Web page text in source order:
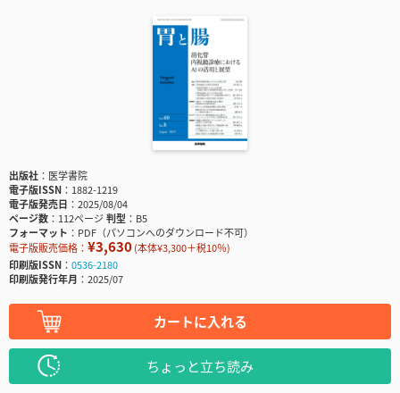
出版社
医学書院
電子版ISSN
1882-1219
電子版発売日
2025/08/04
ページ数
112ページ判型
B5
フォーマット
PDF（パソコンへのダウンロード不可）
電子版販売価格： ¥3,630(本体¥3,300＋税10％)
印刷版ISSN
0536-2180
印刷版発行年月
2025/07
カートに入れる
ちょっと立ち読み